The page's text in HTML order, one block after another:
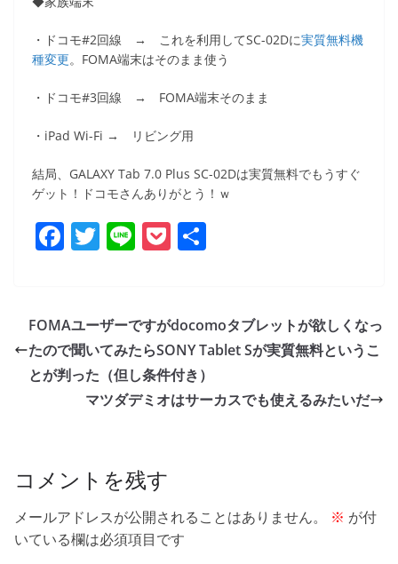
・ドコモ#2回線 → これを利用してSC-02Dに実質無料機
種変更。FOMA端末はそのまま使う
・ドコモ#3回線 → FOMA端末そのまま
・iPad Wi-Fi → リビング用
結局、GALAXY Tab 7.0 Plus SC-02Dは実質無料でもうすぐ
ゲット！ドコモさんありがとう！ｗ
F
e
b
o
T
er
Li P
et
FOMAユーザーですがdocomoタブレットが欲しくなっ
たので聞いてみたらSONY Tablet Sが実質無料というこ
とが判った（但し条件付き）
マツダデミオはサーカスでも使えるみたいだ
コメントを残す
メールアドレスが公開されることはありません。 ※ が付
いている欄は必須項目です